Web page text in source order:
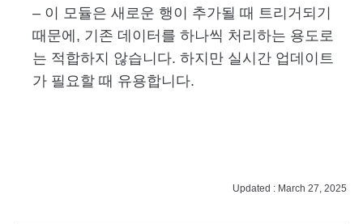
– 이 모듈은 새로운 행이 추가될 때 트리거되기
때문에, 기존 데이터를 하나씩 처리하는 용도로
는 적합하지 않습니다. 하지만 실시간 업데이트
가 필요할 때 유용합니다.
Updated : March 27, 2025